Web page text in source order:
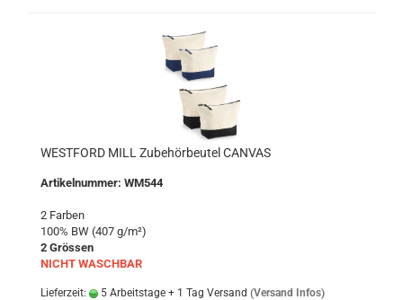
WESTFORD MILL Zubehörbeutel CANVAS
Artikelnummer: WM544
2 Farben
100% BW (407 g/m²)
2 Grössen
NICHT WASCHBAR
Lieferzeit: 5 Arbeitstage + 1 Tag Versand (Versand Infos)